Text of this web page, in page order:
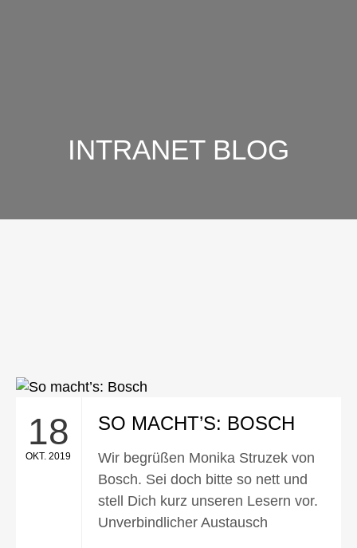
INTRANET BLOG
18
OKT. 2019
SO MACHT’S: BOSCH
Wir begrüßen Monika Struzek von
Bosch. Sei doch bitte so nett und
stell Dich kurz unseren Lesern vor.
Unverbindlicher Austausch